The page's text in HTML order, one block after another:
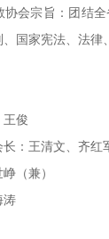
协会宗旨：团结
国家宪法、法律
王俊
长：王清文、齐
（兼）
涛